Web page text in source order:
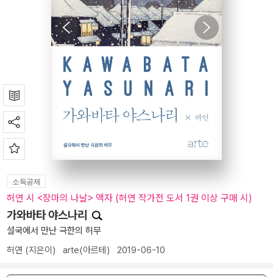
소득공제
허연 시 <장마의 나날> 액자 (허연 작가전 도서 1권 이상 구매 시)
가와바타 야스나리
설국에서 만난 극한의 허무
허연 (지은이) arte(아르테) 2019-06-10